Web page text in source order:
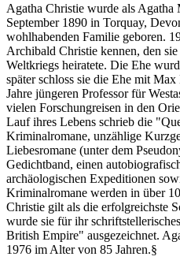
Agatha Christie wurde als
September 1890 in Torquay,
wohlhabenden Familie geboren.
Archibald Christie kennen, den
Weltkriegs heiratete. Die Ehe
später schloss sie die Ehe mit
Jahre jüngeren Professor für
vielen Forschungreisen in den
Lauf ihres Lebens schrieb die
Kriminalromane, unzählige
Liebesromane (unter dem
Gedichtband, einen
archäologischen Expeditionen
Kriminalromane werden in über
Christie gilt als die erfolgreichste
wurde sie für ihr
British Empire" ausgezeichnet.
1976 im Alter von 85 Jahren.§